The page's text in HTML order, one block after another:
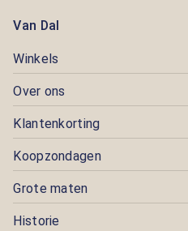
Van Dal
Winkels
Over ons
Klantenkorting
Koopzondagen
Grote maten
Historie